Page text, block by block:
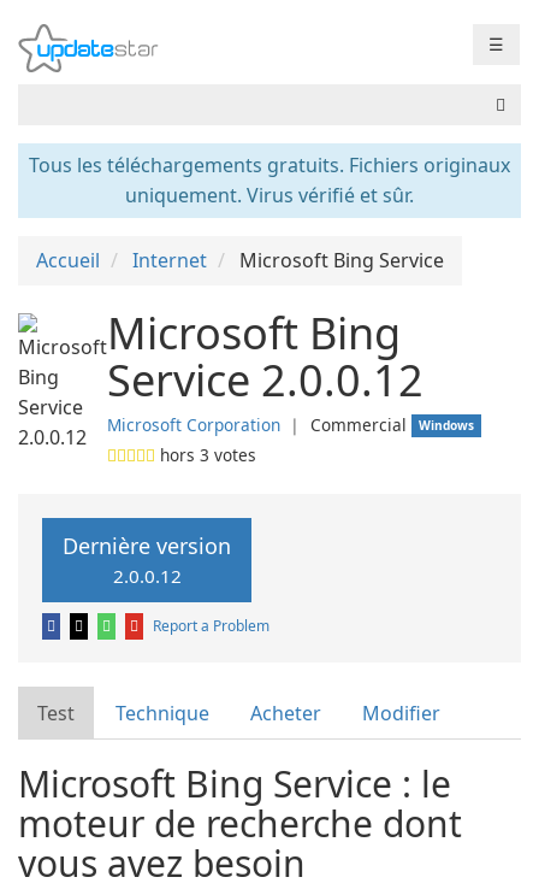
☰
Tous les téléchargements gratuits. Fichiers originaux
uniquement. Virus vérifié et sûr.
Accueil Internet Microsoft Bing Service
Microsoft Bing
Service 2.0.0.12
Microsoft Corporation ❘ Commercial Windows
hors 3 votes
Dernière version
2.0.0.12
Report a Problem
Test Technique Acheter Modifier
Microsoft Bing Service : le
moteur de recherche dont
vous avez besoin